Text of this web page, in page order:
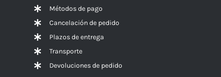
Métodos de pago
Cancelación de pedido
Plazos de entrega
Transporte
Devoluciones de pedido